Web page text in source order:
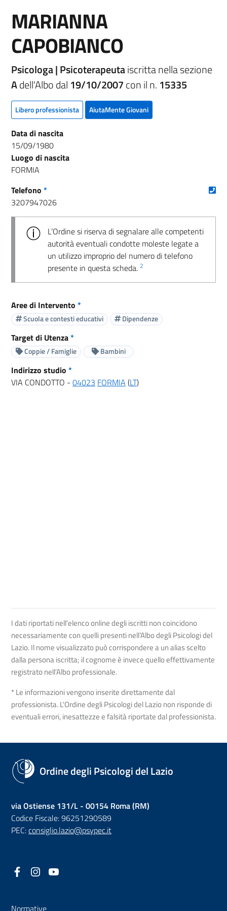
MARIANNA
CAPOBIANCO
Psicologa | Psicoterapeutaiscritta nella sezione
Adell'Albo dal 19/10/2007con il n. 15335
Libero professionista AiutaMente Giovani
Data di nascita
15/09/1980
Luogo di nascita
FORMIA
Telefono *
3207947026
L’Ordine si riserva di segnalare alle competenti
autorità eventuali condotte moleste legate a
un utilizzo improprio del numero di telefono
presente in questa scheda. 2
Aree di Intervento *
Scuola e contesti educativi Dipendenze
Target di Utenza*
Coppie / Famiglie Bambini
Indirizzo studio *
VIA CONDOTTO - 04023 FORMIA (LT)
I dati riportati nell'elenco online degli iscritti non coincidono
necessariamente con quelli presenti nell’Albo degli Psicologi del
Lazio. Il nome visualizzato può corrispondere a un alias scelto
dalla persona iscritta; il cognome è invece quello effettivamente
registrato nell’Albo professionale.
* Le informazioni vengono inserite direttamente dal
professionista. L'Ordine degli Psicologi del Lazio non risponde di
eventuali errori, inesattezze e falsità riportate dal professionista.
Ordine degli Psicologi del Lazio
via Ostiense 131/L - 00154 Roma (RM)
Codice Fiscale: 96251290589
PEC:consiglio.lazio@psypec.it
Facebook
(nuova scheda - new tab)
Instagram
(nuova scheda - new tab)
Normative